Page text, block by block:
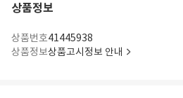
상품정보
상품번호41445938
상품정보상품고시정보 안내